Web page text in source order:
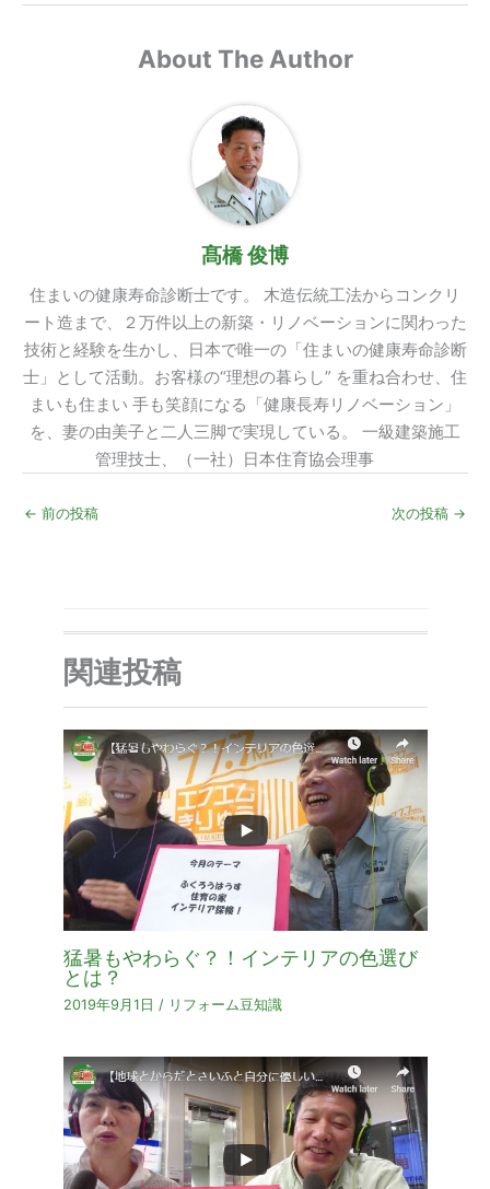
About The Author
髙橋 俊博
住まいの健康寿命診断士です。 木造伝統工法からコンクリ
ート造まで、２万件以上の新築・リノベーションに関わった
技術と経験を生かし、日本で唯一の「住まいの健康寿命診断
士」として活動。お客様の“理想の暮らし” を重ね合わせ、住
まいも住まい 手も笑顔になる「健康長寿リノベーション」
を、妻の由美子と二人三脚で実現している。 一級建築施工
管理技士、（一社）日本住育協会理事
← 前の投稿 次の投稿 →
関連投稿
猛暑もやわらぐ？！インテリアの色選び
とは？
2019年9月1日 / リフォーム豆知識